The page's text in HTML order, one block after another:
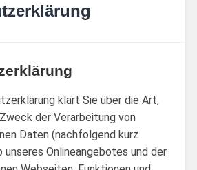
klärt Sie über die Art,
der Verarbeitung von
Daten (nachfolgend kurz
unseres Onlineangebotes und der